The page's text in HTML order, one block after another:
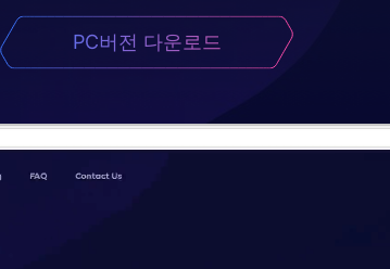
PC버전 다운로드